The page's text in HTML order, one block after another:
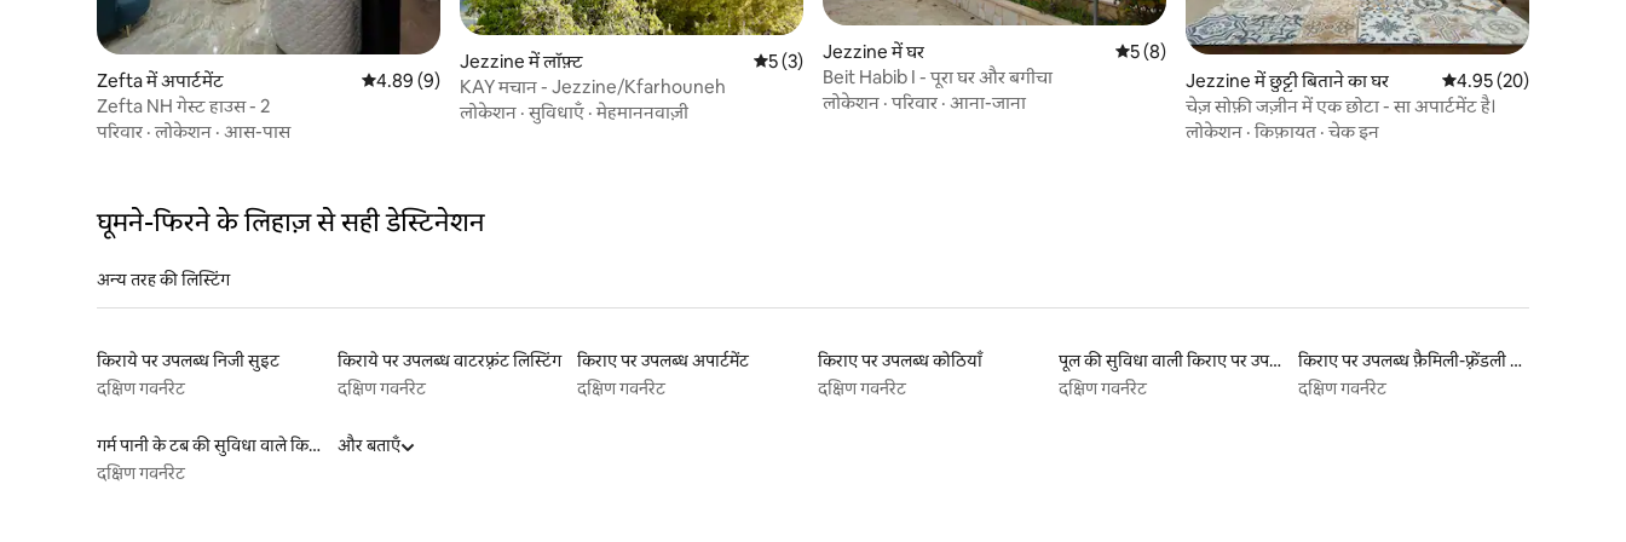
Zefta में अपार्टमेंट औसत रेटिंग 5 में से 4.89, 9 समीक्षाएँ
4.89 (9)
Zefta NH गेस्ट हाउस - 2
परिवार ·लोकेशन · आस-पास
Jezzine में लॉफ़्ट औसत रेटिंग 5 में से 5, 3 समीक्षाएँ
5 (3)
KAY मचान - Jezzine/Kfarhouneh
लोकेशन ·सुविधाएँ ·मेहमाननवाज़ी
Jezzine में घर औसत रेटिंग 5 में से 5, 8 समीक्षाएँ
5 (8)
Beit Habib I - पूरा घर और बगीचा
लोकेशन ·परिवार · आना-जाना
Jezzine में छुट्टी बिताने का घर औसत रेटिंग 5 में से 4.95,
4.95 (20)
चेज़ सोफ़ी जज़ीन में एक छोटा - सा अपार्टमेंट है।
लोकेशन ·किफ़ायत ·चेक इन
घूमने-फिरने के लिहाज़ से सही डेस्टिनेशन
अन्य तरह की लिस्टिंग
किराये पर उपलब्ध निजी सुइट
दक्षिण गवर्नरेट
किराये पर उपलब्ध वाटरफ़्रंट लिस्टिंग
दक्षिण गवर्नरेट
किराए पर उपलब्ध अपार्टमेंट
दक्षिण गवर्नरेट
किराए पर उपलब्ध कोठियाँ
दक्षिण गवर्नरेट
पूल की सुविधा वाली किराए पर उपलब्ध लिस्टिंग
दक्षिण गवर्नरेट
किराए पर उपलब्ध फ़ैमिली-फ़्रेंडली लिस्टिंग
दक्षिण गवर्नरेट
गर्म पानी के टब की सुविधा वाले किराये पर उपलब्ध यर्ट टेंट
दक्षिण गवर्नरेट
और बताएँ